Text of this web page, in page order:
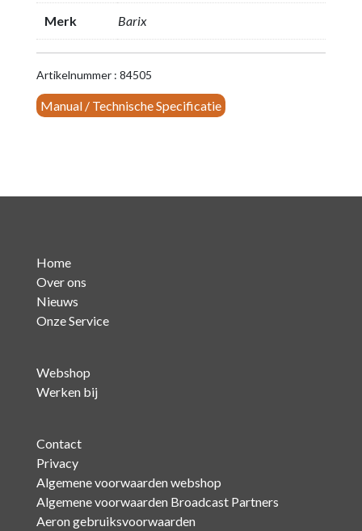
IP
Decoder
aantal
Merk Barix
Artikelnummer : 84505
Manual / Technische Specificatie
Home
Over ons
Nieuws
Onze Service
Webshop
Werken bij
Contact
Privacy
Algemene voorwaarden webshop
Algemene voorwaarden Broadcast Partners
Aeron gebruiksvoorwaarden